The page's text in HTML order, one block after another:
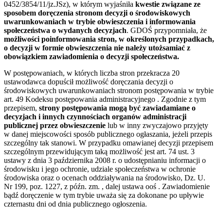
0452/3854/11/jz.JSz), w którym wyjaśniła kwestie związane ze
sposobem doręczenia stronom decyzji o środowiskowych
uwarunkowaniach w trybie obwieszczenia i informowania
społeczeństwa o wydanych decyzjach. GDOŚ przypomniała, że
możliwości poinformowania stron, w określonych przypadkach,
o decyzji w formie obwieszczenia nie należy utożsamiać z
obowiązkiem zawiadomienia o decyzji społeczeństwa.
W postępowaniach, w których liczba stron przekracza 20
ustawodawca dopuścił możliwość doręczania decyzji o
środowiskowych uwarunkowaniach stronom postępowania w trybie
art. 49 Kodeksu postępowania administracyjnego . Zgodnie z tym
przepisem, strony postępowania mogą być zawiadamiane o
decyzjach i innych czynnościach organów administracji
publicznej przez obwieszczenie lub w inny zwyczajowo przyjęty
w danej miejscowości sposób publicznego ogłaszania, jeżeli przepis
szczególny tak stanowi. W przypadku omawianej decyzji przepisem
szczególnym przewidującym taką możliwość jest art. 74 ust. 3
ustawy z dnia 3 października 2008 r. o udostępnianiu informacji o
środowisku i jego ochronie, udziale społeczeństwa w ochronie
środowiska oraz o ocenach oddziaływania na środowisko, Dz. U.
Nr 199, poz. 1227, z późn. zm. , dalej ustawa ooś . Zawiadomienie
bądź doręczenie w tym trybie uważa się za dokonane po upływie
czternastu dni od dnia publicznego ogłoszenia.